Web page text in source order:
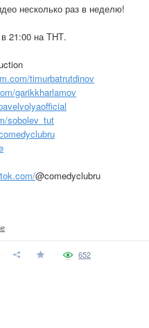
несколько раз в неделю!
21:00 на ТНТ.
timurbatrutdinov
garikkharlamov
sobolev_tut
@comedyclubru
652